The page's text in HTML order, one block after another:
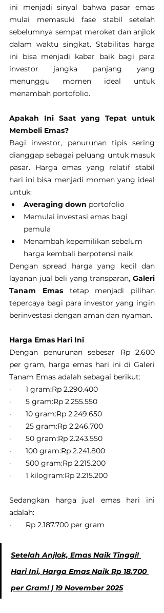
ini menjadi sinyal bahwa pasar emas
mulai memasuki fase stabil setelah
sebelumnya sempat meroket dan anjlok
dalam waktu singkat. Stabilitas harga
ini bisa menjadi kabar baik bagi para
investor jangka panjang yang
menunggu momen ideal untuk
menambah portofolio.
Apakah Ini Saat yang Tepat untuk
Membeli Emas?
Bagi investor, penurunan tipis sering
dianggap sebagai peluang untuk masuk
pasar. Harga emas yang relatif stabil
hari ini bisa menjadi momen yang ideal
untuk:
Averaging down portofolio
Memulai investasi emas bagi
pemula
Menambah kepemilikan sebelum
harga kembali berpotensi naik
Dengan spread harga yang kecil dan
layanan jual beli yang transparan, Galeri
Tanam Emas tetap menjadi pilihan
tepercaya bagi para investor yang ingin
berinvestasi dengan aman dan nyaman.
Harga Emas Hari Ini
Dengan penurunan sebesar Rp 2.600
per gram, harga emas hari ini di Galeri
Tanam Emas adalah sebagai berikut:
·       1 gram:Rp 2.290.400
·       5 gram:Rp 2.255.550
·       10 gram:Rp 2.249.650
·       25 gram:Rp 2.246.700
·       50 gram:Rp 2.243.550
·       100 gram:Rp 2.241.800
·       500 gram:Rp 2.215.200
·       1 kilogram:Rp 2.215.200
Sedangkan harga jual emas hari ini
adalah:
·       Rp 2.187.700 per gram
Setelah Anjlok, Emas Naik Tinggi!
Hari Ini, Harga Emas Naik Rp 18.700
per Gram! | 19 November 2025